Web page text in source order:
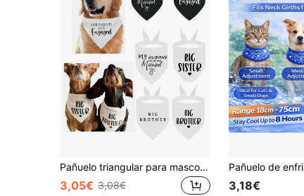
Pañuelo triangular para mascotas, pañuelo para perro o gato, Patrón: Mi humano se está casando, ella dijo que sí, adecuado para fiestas, bodas y eventos
3,05€ 3,08€ 3,18€